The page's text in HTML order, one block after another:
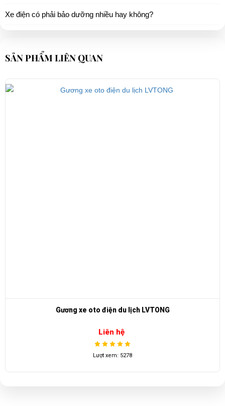
Xe điện có phải bảo dưỡng nhiều hay không?
SẢN PHẨM LIÊN QUAN
Gương xe oto điện du lịch LVTONG
Lượt xem: 5278